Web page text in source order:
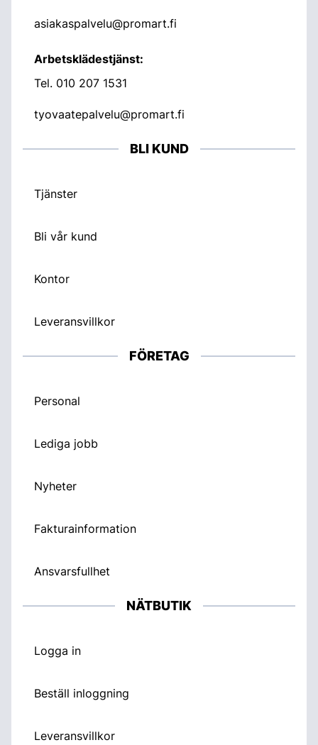
asiakaspalvelu@promart.fi
Arbetsklädestjänst:
Tel. 010 207 1531
tyovaatepalvelu@promart.fi
BLI KUND
Tjänster
Bli vår kund
Kontor
Leveransvillkor
FÖRETAG
Personal
Lediga jobb
Nyheter
Fakturainformation
Ansvarsfullhet
NÄTBUTIK
Logga in
Beställ inloggning
Leveransvillkor